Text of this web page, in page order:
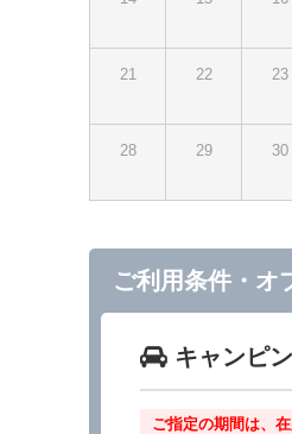
21 22 23
28 29 30
ご利用条件・オ
キャンピ
ご指定の期間は、